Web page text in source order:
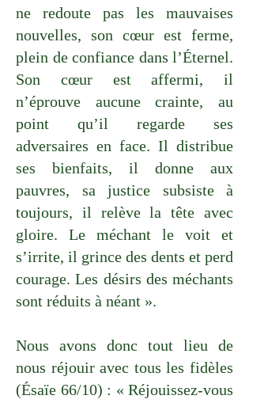
ne redoute pas les mauvaises
nouvelles, son cœur est ferme,
plein de confiance dans l’Éternel.
Son cœur est affermi, il
n’éprouve aucune crainte, au
point qu’il regarde ses
adversaires en face. Il distribue
ses bienfaits, il donne aux
pauvres, sa justice subsiste à
toujours, il relève la tête avec
gloire. Le méchant le voit et
s’irrite, il grince des dents et perd
courage. Les désirs des méchants
sont réduits à néant ».
Nous avons donc tout lieu de
nous réjouir avec tous les fidèles
(Ésaïe 66/10) : « Réjouissez-vous